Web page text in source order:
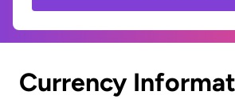
Currency